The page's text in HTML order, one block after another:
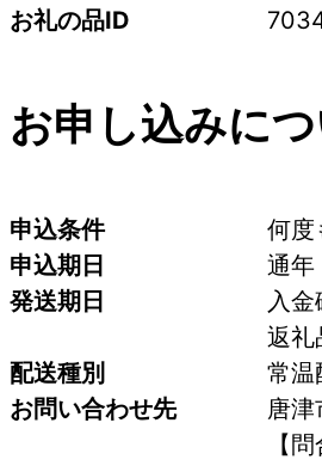
お礼の品ID
お申し込みに
申込条件
何度
申込期日
通年
発送期日
入
返礼
配送種別
常温
お問い合わせ先
唐
【